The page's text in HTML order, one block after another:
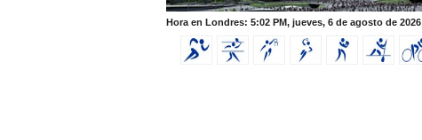
Hora en Londres: 5:02 PM, jueves, 6 de agosto de 2026